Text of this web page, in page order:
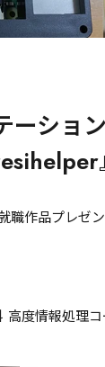
ーショ
職作品プレゼ
高度情報処理コ